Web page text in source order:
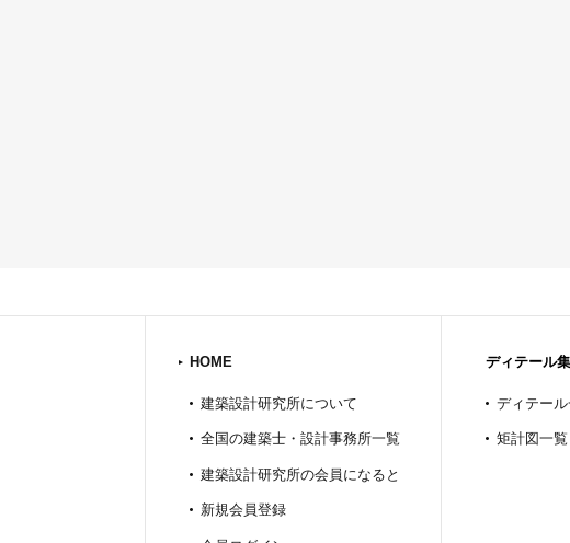
HOME
建築設計研究所について
全国の建築士・設計事務所一覧
建築設計研究所の会員になると
新規会員登録
ディテール集
ディテール
矩計図一覧